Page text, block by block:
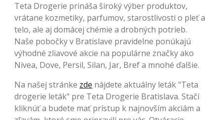
Teta Drogerie prináša široký výber produktov,
vrátane kozmetiky, parfumov, starostlivosti o pleť a
telo, ale aj domácej chémie a drobných potrieb.
Naše pobočky v Bratislave pravidelne ponúkajú
výhodné zliavové akcie na populárne značky ako
Nivea, Dove, Persil, Silan, Jar, Bref a mnohé ďalšie.
Na našej stránke zde nájdete aktuálny leták "Teta
drogerie leták" pre Teta Drogerie Bratislava. Stačí
kliknúť a budete mať prístup k najnovším akciám a